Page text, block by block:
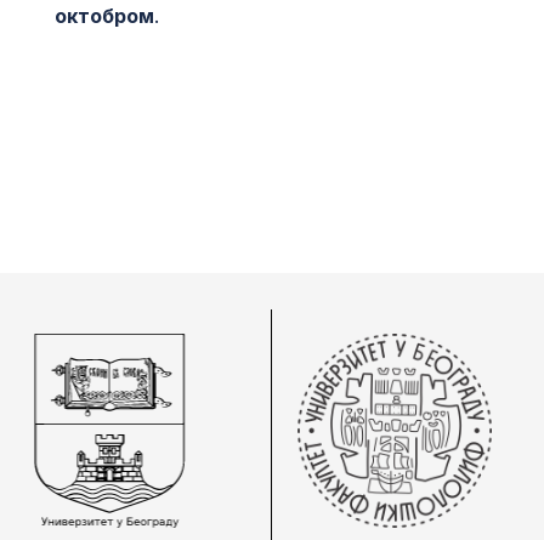
октобром.